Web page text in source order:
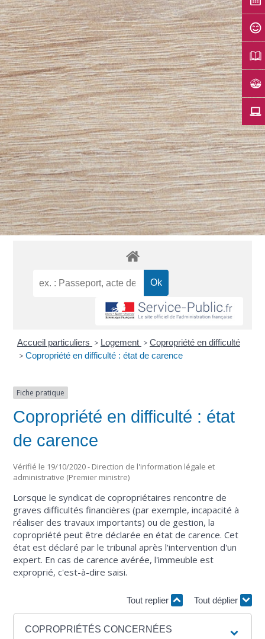
Accueil particuliers > Logement > Copropriété en difficulté
> Copropriété en difficulté : état de carence
Fiche pratique
Copropriété en difficulté : état
de carence
Vérifié le 19/10/2020 - Direction de l'information légale et
administrative (Premier ministre)
Lorsque le syndicat de copropriétaires rencontre de
graves difficultés financières (par exemple, incapacité à
réaliser des travaux importants) ou de gestion, la
copropriété peut être déclarée en état de carence. Cet
état est déclaré par le tribunal après l'intervention d'un
expert. En cas de carence avérée, l'immeuble est
exproprié, c'est-à-dire saisi.
Tout replier Tout déplier
COPROPRIÉTÉS CONCERNÉES